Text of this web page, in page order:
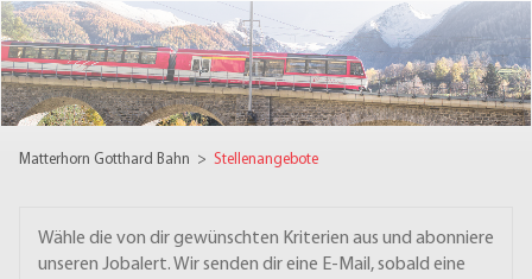
Matterhorn Gotthard Bahn > Stellenangebote
Wähle die von dir gewünschten Kriterien aus und abonniere
unseren Jobalert. Wir senden dir eine E-Mail, sobald eine